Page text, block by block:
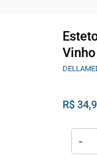
Vinho
R$
-